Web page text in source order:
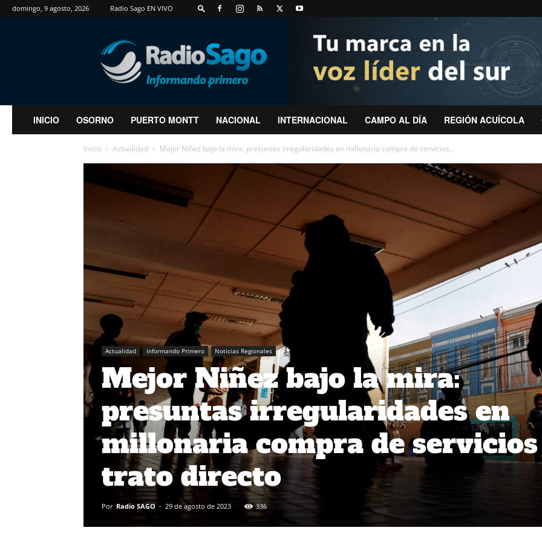
domingo, 9 agosto, 2026 Radio Sago EN VIVO
RadioSago
INICIO OSORNO PUERTO MONTT NACIONAL INTERNACIONAL CAMPO AL DÍA REGIÓN ACUÍCOLA
Inicio Actualidad Mejor Niñez bajo la mira: presuntas irregularidades en millonaria compra de servicios...
Actualidad Informando Primero Noticias Regionales
Mejor Niñez bajo la mira:
presuntas irregularidades en
millonaria compra de
trato directo
Por Radio SAGO - 29 de agosto de 2023 336